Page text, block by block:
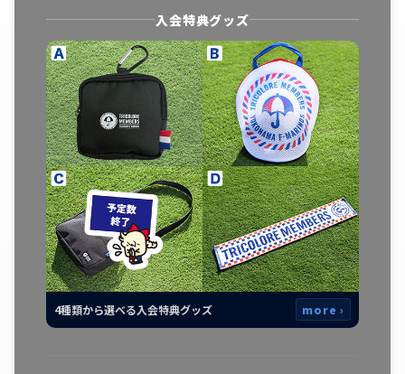
入会特典グッズ
4種類から選べる入会特典グッズ more ›